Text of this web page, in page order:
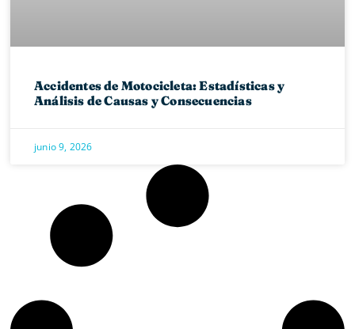
Accidentes de Motocicleta: Estadísticas y
Análisis de Causas y Consecuencias
junio 9, 2026